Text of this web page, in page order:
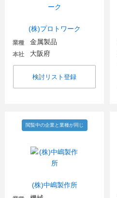
(株)プロトワーク
業種 金属製品
本社 大阪府
検討リスト登録
(株)中嶋製作所
閲覧中の企業と業種が同じ